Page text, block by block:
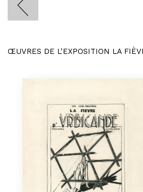
ŒUVRES DE L'EXPOSITION LA